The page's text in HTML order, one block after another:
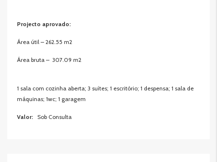
Projecto aprovado:
Área útil – 262.55 m2
Área bruta – 307.09 m2
1 sala com cozinha aberta; 3 suítes; 1 escritório; 1 despensa; 1 sala de
máquinas; 1wc; 1 garagem
Valor: Sob Consulta